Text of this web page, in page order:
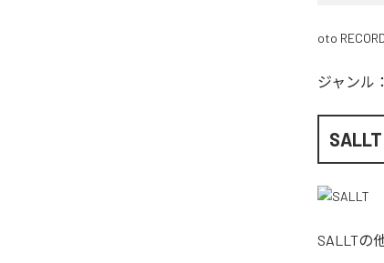
oto
ジャンル：
SALLT
SALLTの